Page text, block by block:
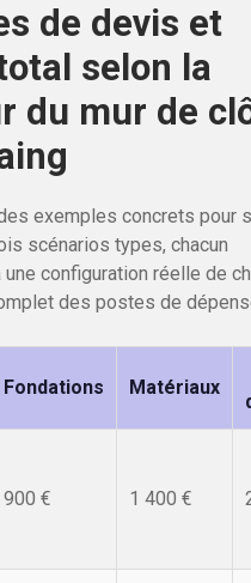
de devis et
selon la
du mur de
exemples concrets pour
scénarios types, chacun
configuration réelle de
des postes de
Fondations Matériaux
900 € 1 400 €